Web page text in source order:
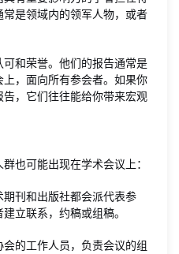
是领域内的领军人物，或者
和荣誉。他们的报告通常是
，面向所有参会者。如果你
，它们往往能给你带来宏观
也可能出现在学术会议上：
期刊和出版社都会派代表参
立联系，约稿或组稿。
会的工作人员，负责会议的组